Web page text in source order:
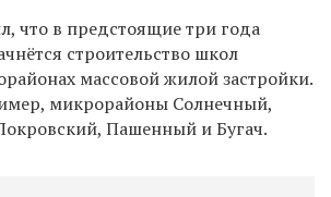
что в предстоящие три года
строительство школ
массовой жилой застройки.
микрорайоны Солнечный,
Пашенный и Бугач.